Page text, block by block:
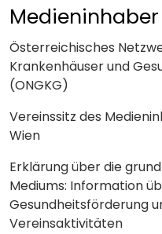
Medieninhaber
Österreichisches
Krankenhäuser und
(ONGKG)
Vereinssitz des
Wien
Erklärung über die
Mediums: Information
Gesundheitsförderung
Vereinsaktivitäten